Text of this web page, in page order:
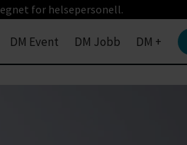
for helsepersonell.
DM Event DM Jobb DM +